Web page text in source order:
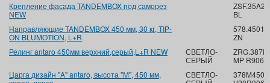
Крепление фасада TANDEMBOX под саморез
NEW
ZSF.35A2
BL
Направляющие TANDEMBOX 450 мм, 30 кг, TIP-
ON BLUMOTION, L+R
ZN
Релинг antaro 450мм верхний,серый,L+R NEW
СВЕТЛО-
СЕРЫЙ
MP R906
Царга дизайн "A" antaro, высота "M", 450 мм,
СВЕТЛО-